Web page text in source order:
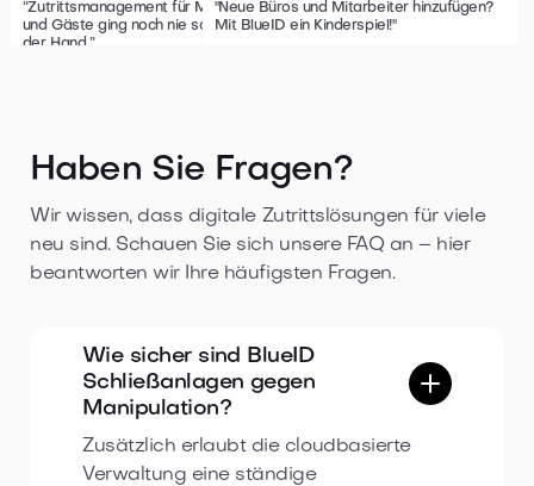
“Zutrittsmanagement für Mitarbeiter
und Gäste ging noch nie so leicht von
der Hand. ”
"Neue Büros und Mitarbeiter hinzufügen?
Mit BlueID ein Kinderspiel!"
Haben Sie Fragen?
Wir wissen, dass digitale Zutrittslösungen für viele
neu sind. Schauen Sie sich unsere FAQ an – hier
beantworten wir Ihre häufigsten Fragen.
Wie sicher sind BlueID
Schließanlagen gegen
Manipulation?
Zusätzlich erlaubt die cloudbasierte
Verwaltung eine ständige